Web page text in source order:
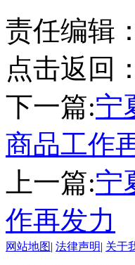
责任编辑
点击返回：
下一篇:宁
商品工作
上一篇:宁
作再发力
网站地图| 法律声明| 关于